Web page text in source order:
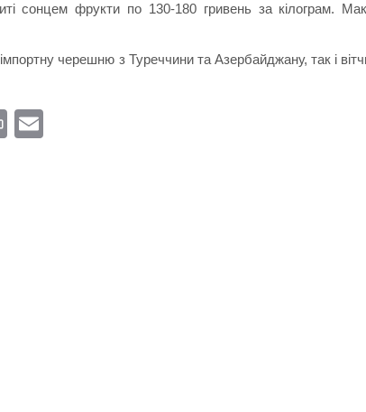
сонцем фрукти по 130-180 гривень за кілограм.
черешню з Туреччини та Азербайджану, так і
Pr